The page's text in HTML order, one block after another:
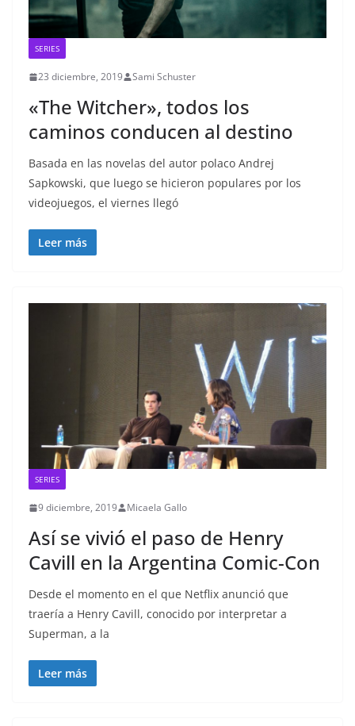
SERIES
23 diciembre, 2019 Sami Schuster
«The Witcher», todos los
caminos conducen al destino
Basada en las novelas del autor polaco Andrej
Sapkowski, que luego se hicieron populares por los
videojuegos, el viernes llegó
Leer más
SERIES
9 diciembre, 2019 Micaela Gallo
Así se vivió el paso de Henry
Cavill en la Argentina Comic-Con
Desde el momento en el que Netflix anunció que
traería a Henry Cavill, conocido por interpretar a
Superman, a la
Leer más